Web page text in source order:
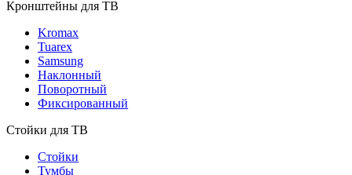
Кронштейны для ТВ
Kromax
Tuarex
Samsung
Наклонный
Поворотный
Фиксированный
Стойки для ТВ
Стойки
Тумбы